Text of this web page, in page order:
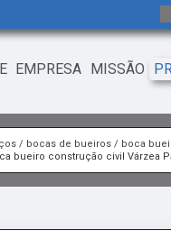
EMPRESA MISSÃO
bocas de bueiros
boca
bueiro construção civil Várzea